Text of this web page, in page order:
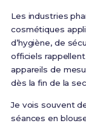
Les industries
cosmétiques
d’hygiène, de
officiels
appareils de
dès la fin de la
Je vois souvent
séances en